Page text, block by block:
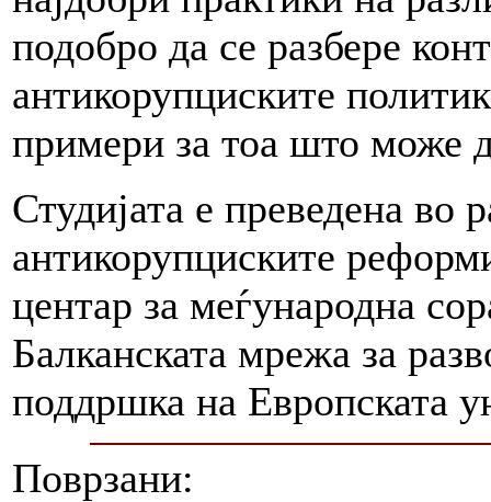
подобро да се разбере
антикорупциските
примери за тоа што може
Студијата е преведена во
антикорупциските
центар за меѓународна
Балканската мрежа за
поддршка на Европската
Поврзани: